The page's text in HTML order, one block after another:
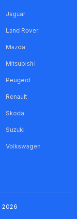
Jaguar
Land Rover
Mazda
Mitsubishi
Peugeot
Renault
Skoda
Suzuki
Volkswagen
2026